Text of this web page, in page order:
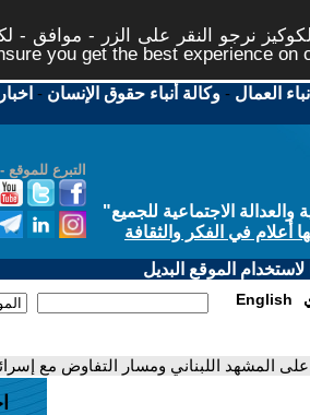
نرجو النقر على الزر - موافق -
you get the best experience on
العمال -وكالة أنباء حقوق الإنسان -
التبرع للموقع
الاجتماعية للجميع"
أعلام في الفكر والثقافة
الموقع البديل
English
المشهد اللبناني ومسار التفاوض مع